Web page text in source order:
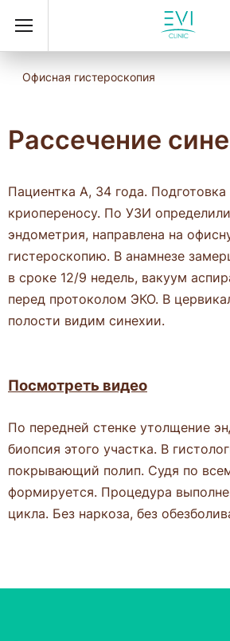
Офисная гистероскопия
Рассечение
Пациентка А, 34 года.
криопереносу. По УЗИ
эндометрия, направлена на
гистероскопию. В анамнезе
в сроке 12/9 недель, вакуум
перед протоколом ЭКО. В
полости видим синехии.
Посмотреть видео
По передней стенке утолщение
биопсия этого участка. В
покрывающий полип. Судя по
формируется. Процедура
цикла. Без наркоза, без